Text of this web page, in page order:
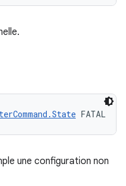
FATAL
une configuration non